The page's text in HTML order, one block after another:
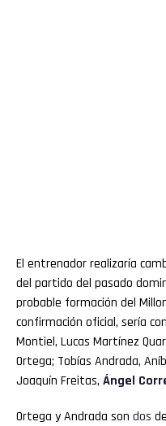
El entrenador realizaría
del partido del pasado
probable formación del
confirmación oficial, sería
Montiel, Lucas Martínez
Ortega; Tobías Andrada,
Joaquín Freitas, Ángel
Ortega y Andrada son dos